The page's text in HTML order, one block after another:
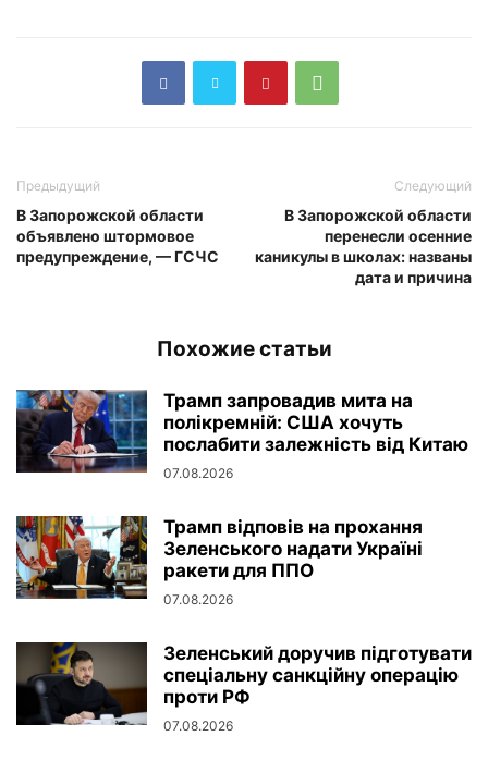
Предыдущий
В Запорожской области
объявлено штормовое
предупреждение, — ГСЧС
Следующий
В Запорожской области
перенесли осенние
каникулы в школах: названы
дата и причина
Похожие статьи
Трамп запровадив мита на
полікремній: США хочуть
послабити залежність від Китаю
07.08.2026
Трамп відповів на прохання
Зеленського надати Україні
ракети для ППО
07.08.2026
Зеленський доручив підготувати
спеціальну санкційну операцію
проти РФ
07.08.2026